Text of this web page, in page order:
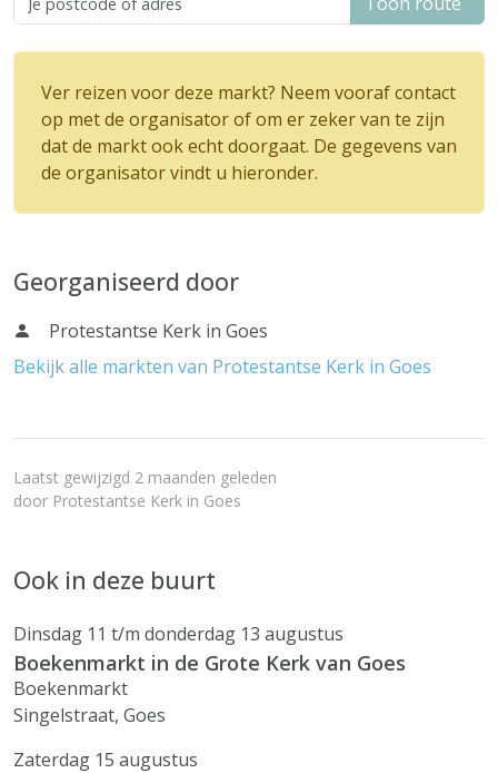
Ver reizen voor deze markt? Neem vooraf contact
op met de organisator of om er zeker van te zijn
dat de markt ook echt doorgaat. De gegevens van
de organisator vindt u hieronder.
Georganiseerd door
Protestantse Kerk in Goes
Bekijk alle markten van Protestantse Kerk in Goes
Laatst gewijzigd 2 maanden geleden
door Protestantse Kerk in Goes
Ook in deze buurt
Dinsdag 11 t/m donderdag 13 augustus
Boekenmarkt in de Grote Kerk van Goes
Boekenmarkt
Singelstraat, Goes
Zaterdag 15 augustus